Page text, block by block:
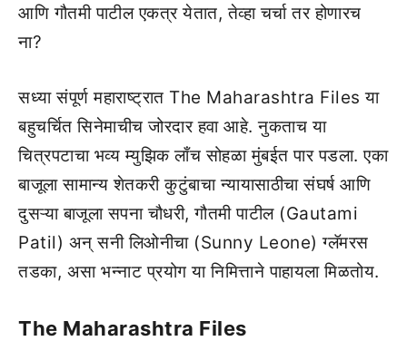
आणि गौतमी पाटील एकत्र येतात, तेव्हा चर्चा तर होणारच
ना?
सध्या संपूर्ण महाराष्ट्रात The Maharashtra Files या
बहुचर्चित सिनेमाचीच जोरदार हवा आहे. नुकताच या
चित्रपटाचा भव्य म्युझिक लाँच सोहळा मुंबईत पार पडला. एका
बाजूला सामान्य शेतकरी कुटुंबाचा न्यायासाठीचा संघर्ष आणि
दुसऱ्या बाजूला सपना चौधरी, गौतमी पाटील (Gautami
Patil) अन् सनी लिओनीचा (Sunny Leone) ग्लॅमरस
तडका, असा भन्नाट प्रयोग या निमित्ताने पाहायला मिळतोय.
The Maharashtra Files